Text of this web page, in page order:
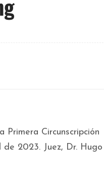
Primera Circunscripción
2023. Juez, Dr. Hugo